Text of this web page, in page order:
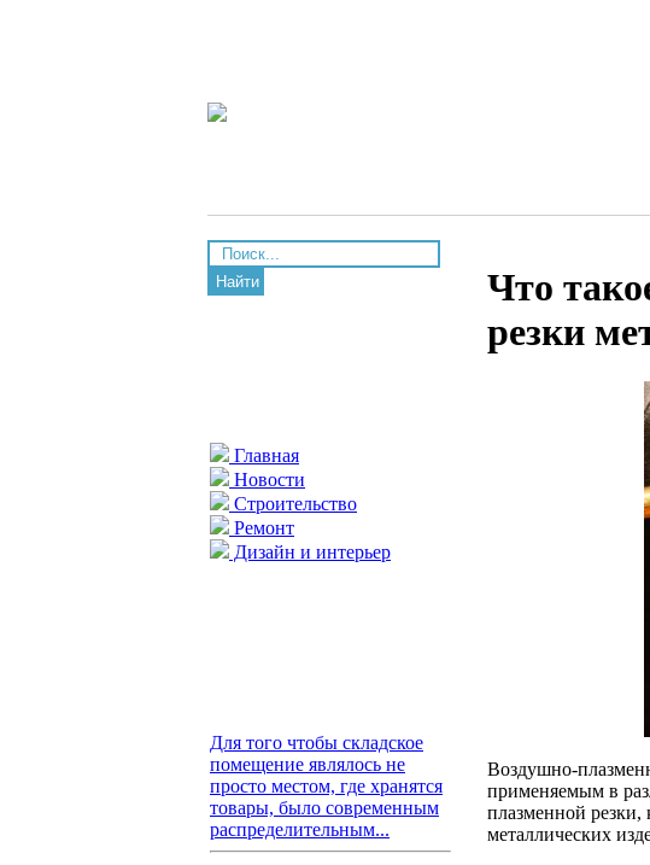
Найти
Главная
Новости
Строительство
Ремонт
Дизайн и интерьер
Для того чтобы складское
помещение являлось не
просто местом, где хранятся
товары, было современным
распределительным...
Что
резки
Воздушно-
применяемым в
плазменной резки,
металлических